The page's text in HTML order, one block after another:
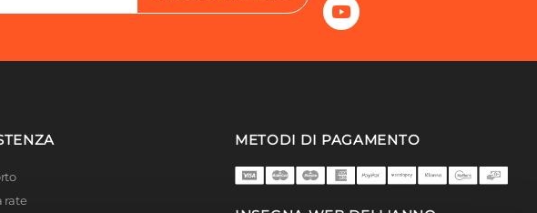
rate
METODI DI PAGAMENTO